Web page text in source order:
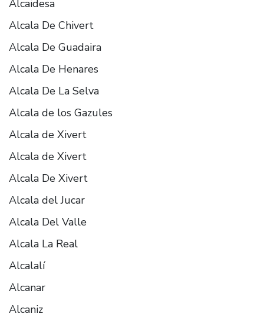
Alcaidesa
Alcala De Chivert
Alcala De Guadaira
Alcala De Henares
Alcala De La Selva
Alcala de los Gazules
Alcala de Xivert
Alcala de Xivert
Alcala De Xivert
Alcala del Jucar
Alcala Del Valle
Alcala La Real
Alcalalí
Alcanar
Alcaniz